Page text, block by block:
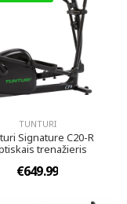
TUNTURI
Signature C20-R
trenažieris
€649.99